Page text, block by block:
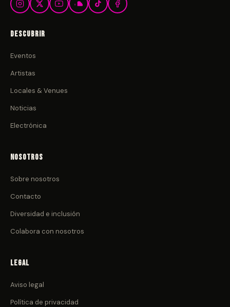
Descubrir
Eventos
Artistas
Locales & Venues
Noticias
Electrónica
Nosotros
Sobre nosotros
Contacto
Diversidad e inclusión
Colabora con nosotros
Legal
Aviso legal
Política de privacidad